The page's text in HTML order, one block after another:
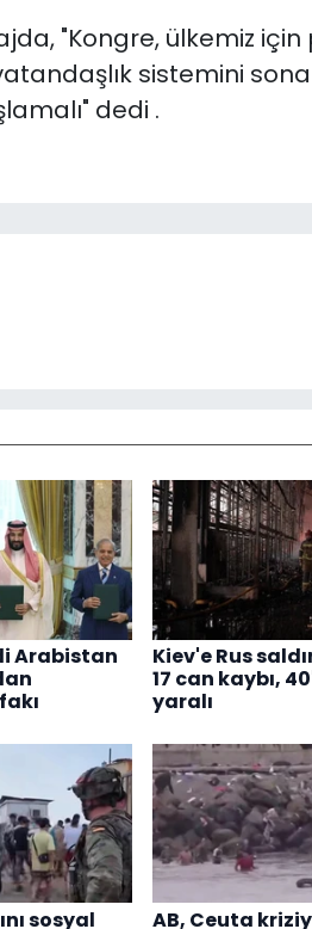
"Kongre, ülkemiz için
sistemini sona
dedi .
Arabistan
Kiev'e Rus
17 can kaybı,
yaralı
sosyal
AB, Ceuta